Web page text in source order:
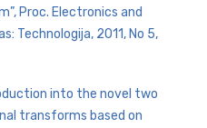
Proc. Electronics and
Technologija, 2011, No 5,
into the novel two
transforms based on